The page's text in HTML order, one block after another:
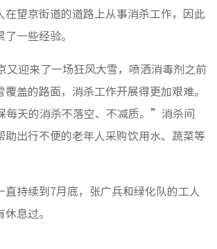
在望京街道的道路上从事消杀工作，因此
一些经验。
又迎来了一场狂风大雪，喷洒消毒剂之前
覆盖的路面，消杀工作开展得更加艰难。
天的消杀不落空、不减质。”消杀间
助出行不便的老年人采购饮用水、蔬菜等
直持续到7月底，张广兵和绿化队的工人
息过。